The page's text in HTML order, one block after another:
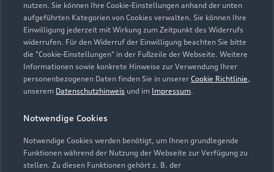
nutzen. Sie können Ihre Cookie-Einstellungen anhand der unten
aufgeführten Kategorien von Cookies verwalten. Sie können Ihre
Einwilligung jederzeit mit Wirkung zum Zeitpunkt des Widerrufs
widerrufen. Für den Widerruf der Einwilligung beachten Sie bitte
die "Cookie-Einstellungen" in der Fußzeile der Webseite. Weitere
Informationen sowie konkrete Hinweise zur Verwendung Ihrer
personenbezogenen Daten finden Sie in unserer Cookie Richtlinie,
unserem Datenschutzhinweis und im Impressum.
Notwendige Cookies
Notwendige Cookies werden benötigt, um Ihnen grundlegende
Funktionen während der Nutzung der Webseite zur Verfügung zu
stellen. Zu diesen Funktionen gehört z. B. der
Öffnungszeiten
Service
Geschlossen,öffnet amMontag 07:00
Verkauf
Geschlossen,öffnet am Montag 08:00